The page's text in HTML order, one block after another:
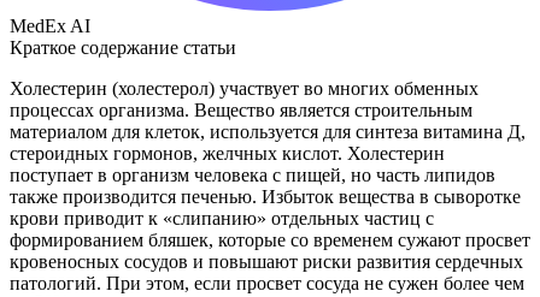
MedEx AI
Краткое содержание статьи
Холестерин (холестерол) участвует во многих обменных
процессах организма. Вещество является строительным
материалом для клеток, используется для синтеза витамина Д,
стероидных гормонов, желчных кислот. Холестерин
поступает в организм человека с пищей, но часть липидов
также производится печенью. Избыток вещества в сыворотке
крови приводит к «слипанию» отдельных частиц с
формированием бляшек, которые со временем сужают просвет
кровеносных сосудов и повышают риски развития сердечных
патологий. При этом, если просвет сосуда не сужен более чем